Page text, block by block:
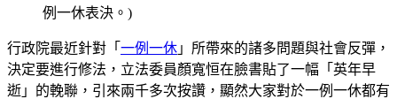
例一休表決。)
行政院最近針對「 一例一休 」所帶來的諸多問題與社會反彈，
決定要進行修法，立法委員顏寬恒在臉書貼了一幅「英年早
逝」的輓聯，引來兩千多次按讚，顯然大家對於一例一休都有